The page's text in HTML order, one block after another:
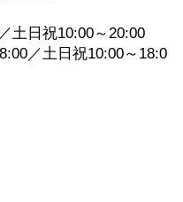
土日祝10:00～20:00